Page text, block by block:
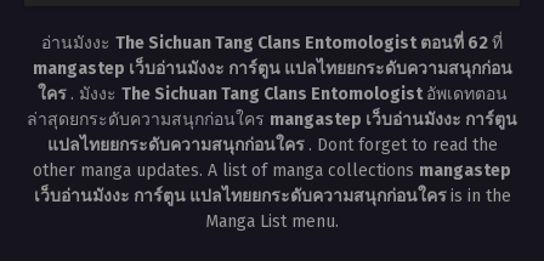
อ่านมังงะ The Sichuan Tang Clans Entomologist ตอนที่ 62ที่
mangastep เว็บอ่านมังงะ การ์ตูน แปลไทยยกระดับความสนุกก่อน
ใคร . มังงะ The Sichuan Tang Clans Entomologistอัพเดทตอน
ล่าสุดยกระดับความสนุกก่อนใคร mangastep เว็บอ่านมังงะ การ์ตูน
แปลไทยยกระดับความสนุกก่อนใคร . Dont forget to read the
other manga updates. A list of manga collections mangastep
เว็บอ่านมังงะ การ์ตูน แปลไทยยกระดับความสนุกก่อนใครis in the
Manga List menu.